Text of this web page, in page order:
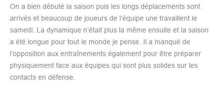
On a bien débuté la saison puis les longs déplacements sont
arrivés et beaucoup de joueurs de l’équipe une travaillent le
samedi. La dynamique n’était plus la même ensuite et la saison
a été longue pour tout le monde je pense. Il a manqué de
l’opposition aux entraînements également pour être préparer
physiquement face aux équipes qui sont plus solides sur les
contacts en défense.